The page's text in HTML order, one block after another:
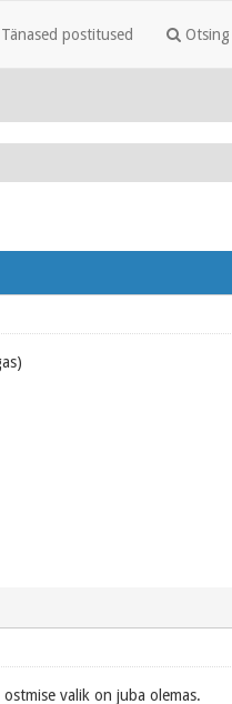
Tänased postitused Otsing
valik on juba olemas.